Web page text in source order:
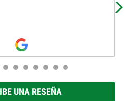
UNA RESEÑA